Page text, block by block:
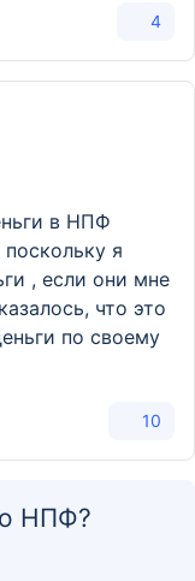
4
в НПФ
я
, если они мне
что это
по своему
10
о НПФ?